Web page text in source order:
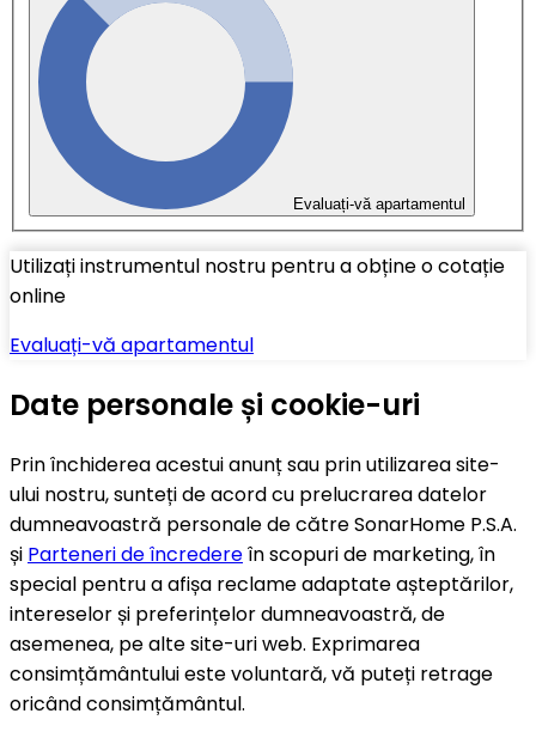
Evaluați-vă apartamentul
Utilizați instrumentul nostru pentru a obține o cotație
online
Evaluați-vă apartamentul
Date personale și cookie-uri
Prin închiderea acestui anunț sau prin utilizarea site-
ului nostru, sunteți de acord cu prelucrarea datelor
dumneavoastră personale de către SonarHome P.S.A.
și Parteneri de încredereîn scopuri de marketing, în
special pentru a afișa reclame adaptate așteptărilor,
intereselor și preferințelor dumneavoastră, de
asemenea, pe alte site-uri web. Exprimarea
consimțământului este voluntară, vă puteți retrage
oricând consimțământul.